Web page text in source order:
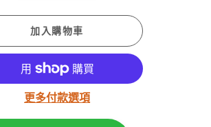
加入購物車
更多付款選項